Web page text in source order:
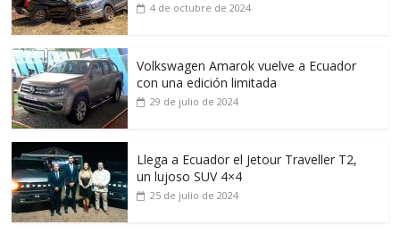
4 de octubre de 2024
Volkswagen Amarok vuelve a Ecuador
con una edición limitada
29 de julio de 2024
Llega a Ecuador el Jetour Traveller T2,
un lujoso SUV 4×4
25 de julio de 2024